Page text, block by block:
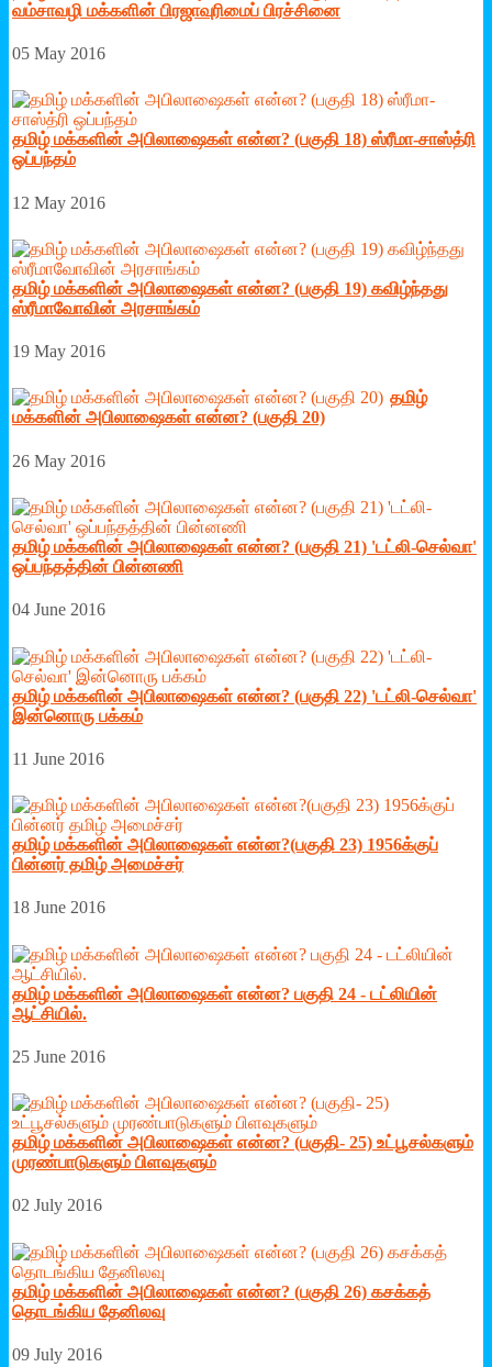
வம்சாவழி மக்களின் பிரஜாவுரிமைப் பிரச்சினை
05 May 2016
தமிழ் மக்களின் அபிலாஷைகள் என்ன? (பகுதி 18) ஸ்ரீமா-சாஸ்த்ரி
ஒப்பந்தம்
12 May 2016
தமிழ் மக்களின் அபிலாஷைகள் என்ன? (பகுதி 19) கவிழ்ந்தது
ஸ்ரீமாவோவின் அரசாங்கம்
19 May 2016
தமிழ்
மக்களின் அபிலாஷைகள் என்ன? (பகுதி 20)
26 May 2016
தமிழ் மக்களின் அபிலாஷைகள் என்ன? (பகுதி 21) 'டட்லி-செல்வா'
ஒப்பந்தத்தின் பின்னணி
04 June 2016
தமிழ் மக்களின் அபிலாஷைகள் என்ன? (பகுதி 22) 'டட்லி-செல்வா'
இன்னொரு பக்கம்
11 June 2016
தமிழ் மக்களின் அபிலாஷைகள் என்ன?(பகுதி 23) 1956க்குப்
பின்னர் தமிழ் அமைச்சர்
18 June 2016
தமிழ் மக்களின் அபிலாஷைகள் என்ன? பகுதி 24 - டட்லியின்
ஆட்சியில்.
25 June 2016
தமிழ் மக்களின் அபிலாஷைகள் என்ன? (பகுதி- 25) உட்பூசல்களும்
முரண்பாடுகளும் பிளவுகளும்
02 July 2016
தமிழ் மக்களின் அபிலாஷைகள் என்ன? (பகுதி 26) கசக்கத்
தொடங்கிய தேனிலவு
09 July 2016